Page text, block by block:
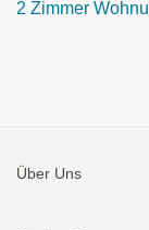
2 Zimmer
Über Uns